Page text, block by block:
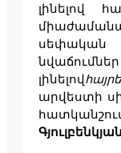
լինելով
լինելով
արվեստի